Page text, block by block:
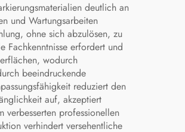
deutlich an
und Wartungsarbeiten
ohne sich abzulösen, zu
Fachkenntnisse erfordert und
wodurch
beeindruckende
reduziert den
auf, akzeptiert
professionellen
verhindert versehentliche